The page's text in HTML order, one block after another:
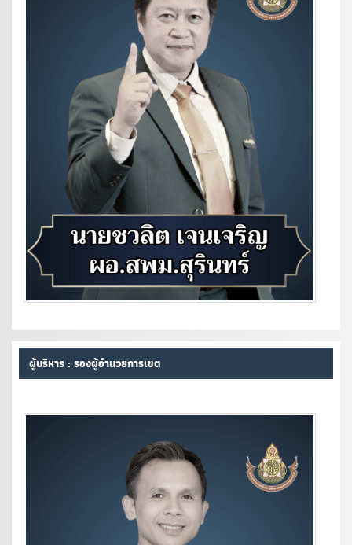
ผู้บริหาร : รองผู้อำนวยการเขต